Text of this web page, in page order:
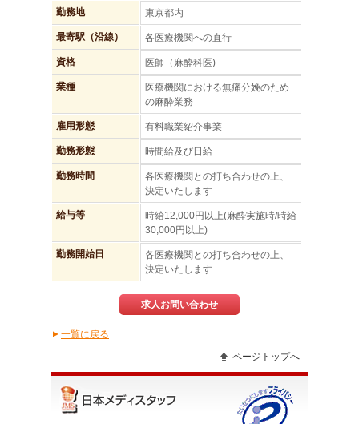
勤務地 東京都内
最寄駅（沿線） 各医療機関への直行
資格 医師（麻酔科医)
業種
医療機関における無痛分娩のため
の麻酔業務
雇用形態 有料職業紹介事業
勤務形態 時間給及び日給
勤務時間
各医療機関との打ち合わせの上、
決定いたします
給与等
時給12,000円以上(麻酔実施時/時給
30,000円以上)
勤務開始日
各医療機関との打ち合わせの上、
決定いたします
求人お問い合わせ
▲一覧に戻る
ページトップへ